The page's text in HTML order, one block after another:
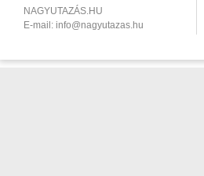
NAGYUTAZÁS.HU
E-mail: info@nagyutazas.hu